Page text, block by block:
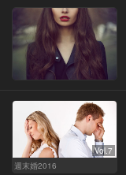
Vol.7
週末婚2016